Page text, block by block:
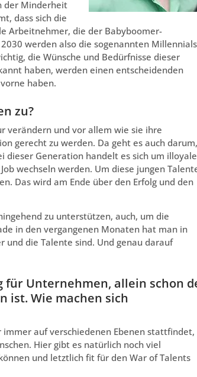
der Minderheit
dass sich die
Arbeitnehmer, die der Babyboomer-
werden also die sogenannten Millennials
die Wünsche und Bedürfnisse dieser
haben, werden einen entscheidenden
haben.
zu?
verändern und vor allem wie sie ihre
gerecht zu werden. Da geht es auch darum,
Generation handelt es sich um illoyale
wechseln werden. Um diese jungen
Das wird am Ende über den Erfolg und den
zu unterstützen, auch, um die
in den vergangenen Monaten hat man in
und die Talente sind. Und genau darauf
für Unternehmen, allein schon
ist. Wie machen sich
auf verschiedenen Ebenen stattfindet,
Hier gibt es natürlich noch viel
und letztlich fit für den War of Talents